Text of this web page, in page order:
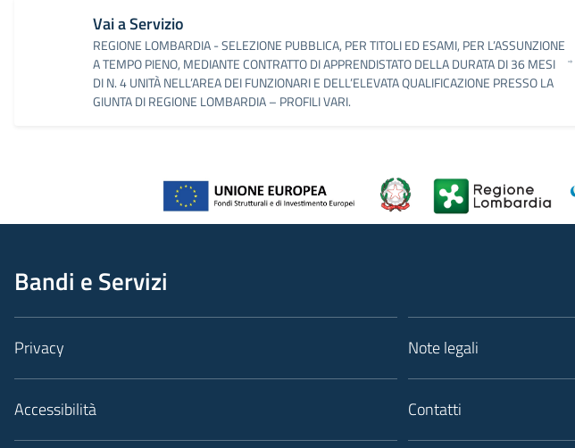
Vai a Servizio
REGIONE LOMBARDIA - SELEZIONE PUBBLICA, PER TITOLI ED ESAMI, PER L’ASSUNZIONE
A TEMPO PIENO, MEDIANTE CONTRATTO DI APPRENDISTATO DELLA DURATA DI 36 MESI
DI N. 4 UNITÀ NELL’AREA DEI FUNZIONARI E DELL’ELEVATA QUALIFICAZIONE PRESSO LA
GIUNTA DI REGIONE LOMBARDIA – PROFILI VARI.
Bandi e Servizi
Privacy
Accessibilità
Note legali
Contatti